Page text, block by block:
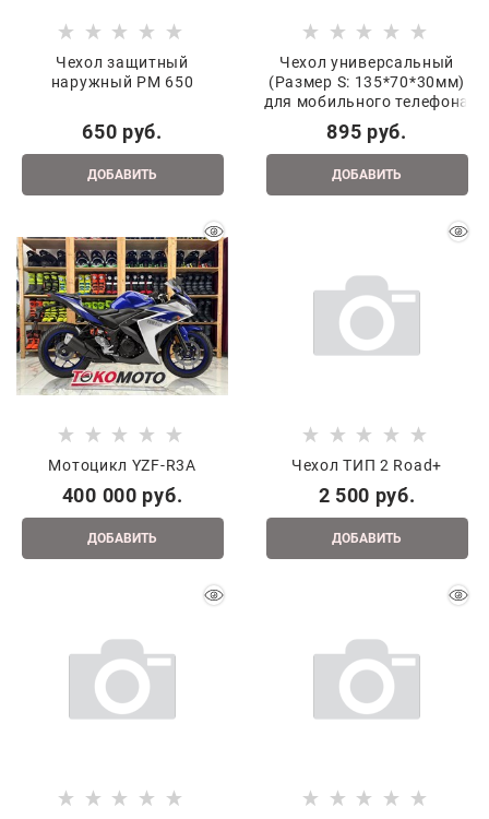
Чехол защитный
наружный РМ 650
650 руб.
ДОБАВИТЬ
Чехол универсальный
(Размер S: 135*70*30мм)
для мобильного телефона
895 руб.
ДОБАВИТЬ
Мотоцикл YZF-R3A
400 000 руб.
ДОБАВИТЬ
Чехол ТИП 2 Road+
2 500 руб.
ДОБАВИТЬ